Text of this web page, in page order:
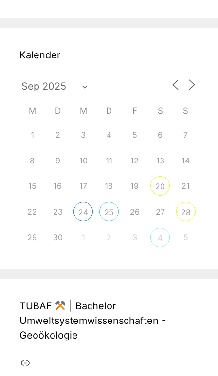
Kalender
M D M D F S S
1 2 3 4 5 6 7
8 9 10 11 12 13 14
15 16 17 18 19 20 21
22 23 24 25 26 27 28
29 30 1 2 3 4 5
TUBAF
| Bachelor
Umweltsystemwissenschaften -
Geoökologie
Link